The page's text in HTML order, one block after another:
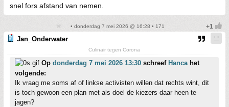
snel fors afstand van nemen.
• donderdag 7 mei 2026 @ 16:28 • 171
Jan_Onderwater
Culinair tegen Corona
Op donderdag 7 mei 2026 13:30 schreef Hancahet
volgende:
Ik vraag me soms af of linkse activisten willen dat rechts wint, dit
is toch gewoon een plan met als doel de kiezers daar heen te
jagen?